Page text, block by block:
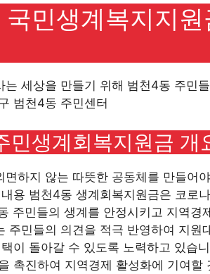
민생계복지지
는 세상을 만들기 위해 범천4동 주민
범천4동 주민센터
민생계회복지원금 개
면하지 않는 따뜻한 공동체를 만들어
용 범천4동 생계회복지원금은 코로
주민들의 생계를 안정시키고 지역경
주민들의 의견을 적극 반영하여 지원
이 돌아갈 수 있도록 노력하고 있습
촉진하여 지역경제 활성화에 기여할